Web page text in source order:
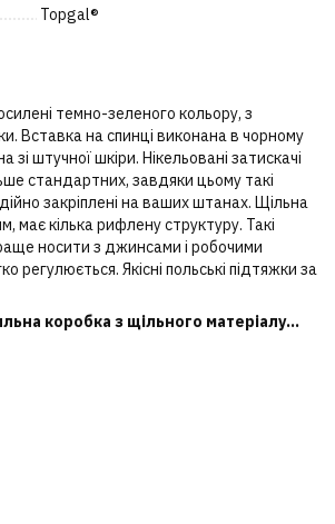
Topgal®
темно-зеленого кольору, з
Вставка на спинці виконана в чорному
зі штучної шкіри. Нікельовані затискачі
стандартних, завдяки цьому такі
закріплені на ваших штанах. Щільна
має кілька рифлену структуру. Такі
носити з джинсами і робочими
регулюється. Якісні польські підтяжки за
коробка з щільного матеріалу...